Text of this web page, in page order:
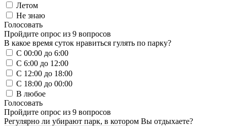
Летом
Не знаю
Голосовать
Пройдите опрос из 9 вопросов
В какое время суток нравиться гулять по парку?
С 00:00 до 6:00
С 6:00 до 12:00
С 12:00 до 18:00
С 18:00 до 00:00
В любое
Голосовать
Пройдите опрос из 9 вопросов
Регулярно ли убирают парк, в котором Вы отдыхаете?